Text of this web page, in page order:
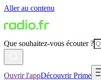
Aller au contenu
Que souhaitez-vous écouter ?
Ouvrir l'appDécouvrir Prime